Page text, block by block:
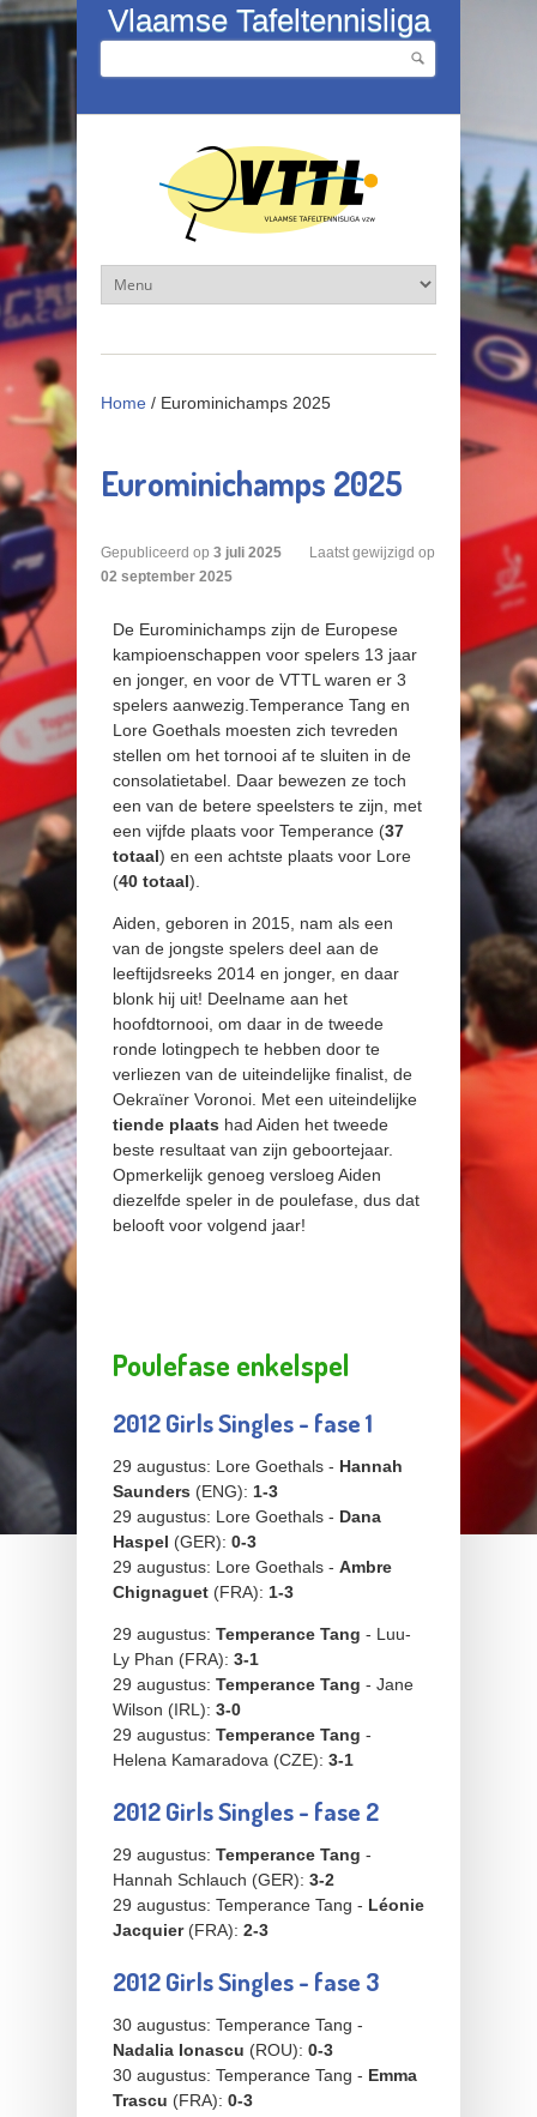
Overslaan en naar de inhoud gaan
Vlaamse Tafeltennisliga
Zoekveld
Home / Eurominichamps 2025
Eurominichamps 2025
Gepubliceerd op 3 juli 2025
Laatst gewijzigd op
02 september 2025
De Eurominichamps zijn de Europese
kampioenschappen voor spelers 13 jaar
en jonger, en voor de VTTL waren er 3
spelers aanwezig.Temperance Tang en
Lore Goethals moesten zich tevreden
stellen om het tornooi af te sluiten in de
consolatietabel. Daar bewezen ze toch
een van de betere speelsters te zijn, met
een vijfde plaats voor Temperance (37
totaal) en een achtste plaats voor Lore
(40 totaal).
Aiden, geboren in 2015, nam als een
van de jongste spelers deel aan de
leeftijdsreeks 2014 en jonger, en daar
blonk hij uit! Deelname aan het
hoofdtornooi, om daar in de tweede
ronde lotingpech te hebben door te
verliezen van de uiteindelijke finalist, de
Oekraïner Voronoi. Met een uiteindelijke
tiende plaats had Aiden het tweede
beste resultaat van zijn geboortejaar.
Opmerkelijk genoeg versloeg Aiden
diezelfde speler in de poulefase, dus dat
belooft voor volgend jaar!
Poulefase enkelspel
2012 Girls Singles - fase 1
29 augustus: Lore Goethals - Hannah
Saunders (ENG): 1-3
29 augustus: Lore Goethals - Dana
Haspel (GER): 0-3
29 augustus: Lore Goethals - Ambre
Chignaguet (FRA): 1-3
29 augustus: Temperance Tang - Luu-
Ly Phan (FRA): 3-1
29 augustus: Temperance Tang - Jane
Wilson (IRL): 3-0
29 augustus: Temperance Tang -
Helena Kamaradova (CZE): 3-1
2012 Girls Singles - fase 2
29 augustus: Temperance Tang -
Hannah Schlauch (GER): 3-2
29 augustus: Temperance Tang - Léonie
Jacquier (FRA): 2-3
2012 Girls Singles - fase 3
30 augustus: Temperance Tang -
Nadalia Ionascu (ROU): 0-3
30 augustus: Temperance Tang - Emma
Trascu (FRA): 0-3